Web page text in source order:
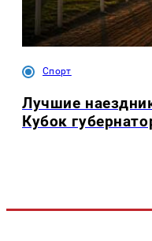
Спорт
Лучшие
Кубок